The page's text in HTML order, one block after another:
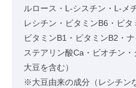
ルロース・L-シスチン・L-メ
レシチン・ビタミンB6・ビ
ビタミンB1・ビタミンB2・
ステアリン酸Ca・ビオチン
大豆を含む）
※大豆由来の成分（レシチン